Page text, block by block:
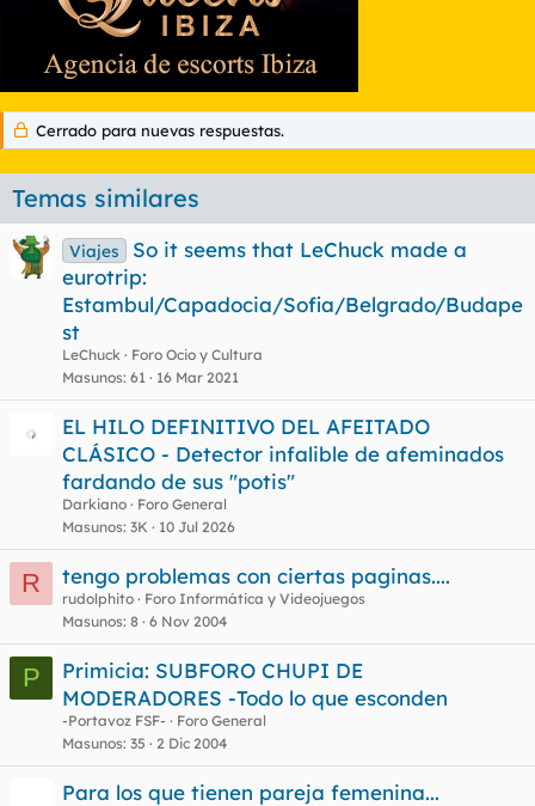
Cerrado para nuevas respuestas.
Temas similares
Viajes
So it seems that LeChuck made a
eurotrip:
Estambul/Capadocia/Sofia/Belgrado/Budape
st
LeChuck
Foro Ocio y Cultura
Masunos 61 16 Mar 2021
EL HILO DEFINITIVO DEL AFEITADO
CLÁSICO - Detector infalible de afeminados
fardando de sus "potis"
Darkiano
Foro General
Masunos 3K 10 Jul 2026
R tengo problemas con ciertas paginas....
rudolphito
Foro Informática y Videojuegos
Masunos 8 6 Nov 2004
P
Primicia: SUBFORO CHUPI DE
MODERADORES -Todo lo que esconden
-Portavoz FSF-
Foro General
Masunos 35 2 Dic 2004
Para los que tienen pareja femenina...